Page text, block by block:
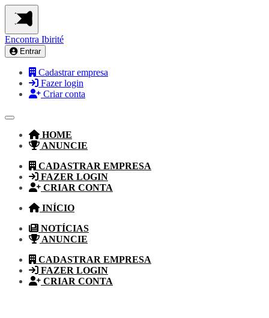
Encontra Ibirité
Entrar
Cadastrar empresa
Fazer login
Criar conta
HOME
ANUNCIE
CADASTRAR EMPRESA
FAZER LOGIN
CRIAR CONTA
INÍCIO
NOTÍCIAS
ANUNCIE
CADASTRAR EMPRESA
FAZER LOGIN
CRIAR CONTA